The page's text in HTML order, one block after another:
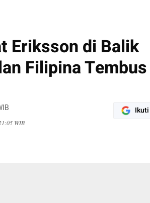
Eriksson di Balik
Filipina
WIB